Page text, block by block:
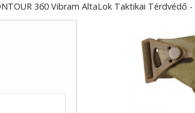
360 Vibram AltaLok Taktikai Térdvédő